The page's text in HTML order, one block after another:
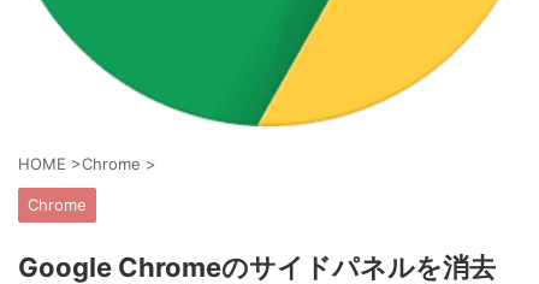
HOME >Chrome >
Chrome
Google Chromeのサイドパネルを消去